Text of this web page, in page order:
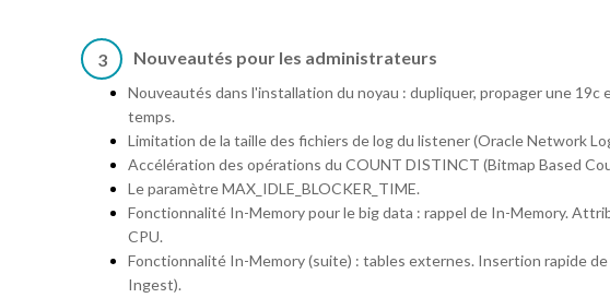
3 Nouveautés pour les administrateurs
Nouveautés dans l'installation du noyau : dupliquer, propager une 19c
temps.
Limitation de la taille des fichiers de log du listener (Oracle Network
Accélération des opérations du COUNT DISTINCT (Bitmap Based
Le paramètre MAX_IDLE_BLOCKER_TIME.
Fonctionnalité In-Memory pour le big data : rappel de In-Memory.
CPU.
Fonctionnalité In-Memory (suite) : tables externes. Insertion rapide
Ingest).